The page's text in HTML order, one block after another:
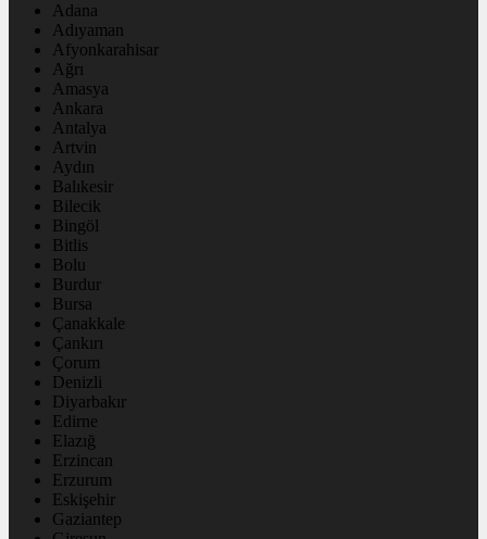
Adana
Adıyaman
Afyonkarahisar
Ağrı
Amasya
Ankara
Antalya
Artvin
Aydın
Balıkesir
Bilecik
Bingöl
Bitlis
Bolu
Burdur
Bursa
Çanakkale
Çankırı
Çorum
Denizli
Diyarbakır
Edirne
Elazığ
Erzincan
Erzurum
Eskişehir
Gaziantep